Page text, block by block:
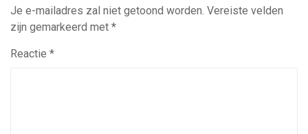
Je e-mailadres zal niet getoond worden. Vereiste velden
zijn gemarkeerd met *
Reactie *